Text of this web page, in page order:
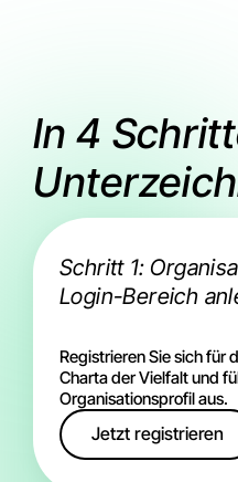
In 4
Schritt 1:
Login-Bereich
Registrieren Sie sich für
Charta der Vielfalt und
Organisationsprofil aus.
Jetzt registrieren